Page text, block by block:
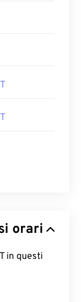
orari
in questi